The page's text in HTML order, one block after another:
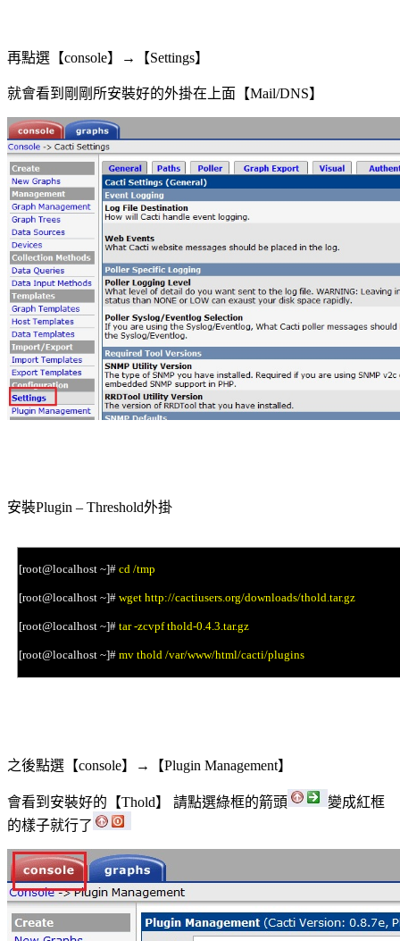
再點選【console】 →【Settings】
就會看到剛剛所安裝好的外掛在上面【Mail/DNS】
安裝Plugin – Threshold外掛
[root@localhost ~]#cd /tmp
[root@localhost ~]#wget http://cactiusers.org/downloads/thold.tar.gz
[root@localhost ~]#tar -zcvpf thold-0.4.3.tar.gz
[root@localhost ~]#mv thold /var/www/html/cacti/plugins
之後點選【console】 →【Plugin Management】
會看到安裝好的【Thold】 請點選綠框的箭頭
變成紅框
的樣子就行了